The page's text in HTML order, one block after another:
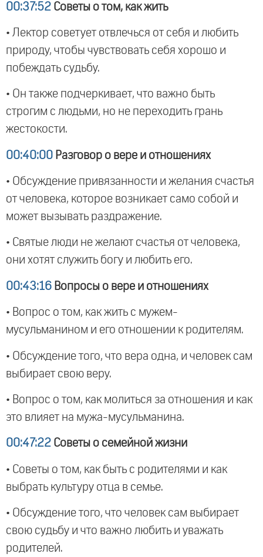
00:37:52 Советы о том, как жить
• Лектор советует отвлечься от себя и любить
природу, чтобы чувствовать себя хорошо и
побеждать судьбу.
• Он также подчеркивает, что важно быть
строгим с людьми, но не переходить грань
жестокости.
00:40:00 Разговор о вере и отношениях
• Обсуждение привязанности и желания счастья
от человека, которое возникает само собой и
может вызывать раздражение.
• Святые люди не желают счастья от человека,
они хотят служить богу и любить его.
00:43:16 Вопросы о вере и отношениях
• Вопрос о том, как жить с мужем-
мусульманином и его отношении к родителям.
• Обсуждение того, что вера одна, и человек сам
выбирает свою веру.
• Вопрос о том, как молиться за отношения и как
это влияет на мужа-мусульманина.
00:47:22 Советы о семейной жизни
• Советы о том, как быть с родителями и как
выбрать культуру отца в семье.
• Обсуждение того, что человек сам выбирает
свою судьбу и что важно любить и уважать
родителей.